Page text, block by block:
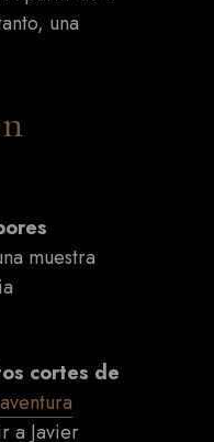
una
muestra
cortes de
a Javier